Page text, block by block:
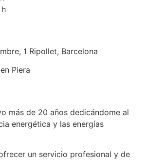
1 Ripollet, Barcelona
Piera
más de 20 años dedicándome al
energética y las energías
un servicio profesional y de